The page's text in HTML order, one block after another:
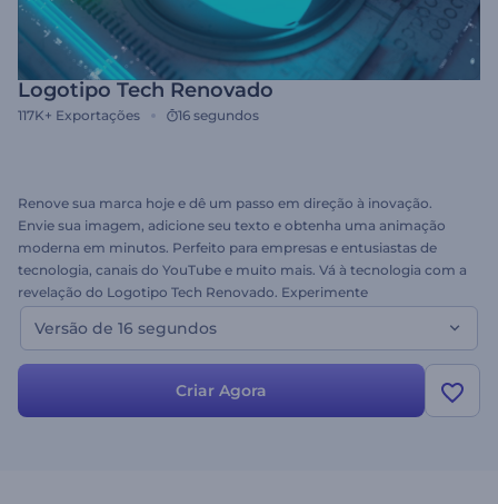
Logotipo Tech Renovado
117K+ Exportações 16 segundos
Renove sua marca hoje e dê um passo em direção à inovação.
Envie sua imagem, adicione seu texto e obtenha uma animação
moderna em minutos. Perfeito para empresas e entusiastas de
tecnologia, canais do YouTube e muito mais. Vá à tecnologia com a
revelação do Logotipo Tech Renovado. Experimente
gratuitamente. Esta é a versão de 16 segundos!
Versão de 16 segundos
Criar Agora